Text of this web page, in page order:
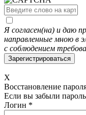
Я согласен(на) и даю
направленные мною в
с соблюдением
X
Восстановление
Если вы забыли
Логин *